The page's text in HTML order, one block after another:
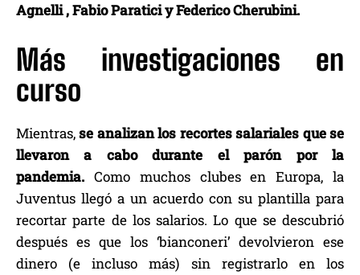
Agnelli , Fabio Paratici y Federico Cherubini.
Más investigaciones en
curso
Mientras,se analizan los recortes salariales que se
llevaron a cabo durante el parón por la
pandemia. Como muchos clubes en Europa, la
Juventus llegó a un acuerdo con su plantilla para
recortar parte de los salarios. Lo que se descubrió
después es que los ‘bianconeri’ devolvieron ese
dinero (e incluso más) sin registrarlo en los